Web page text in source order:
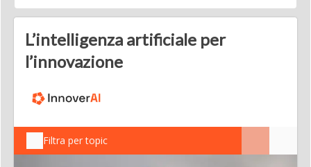
L’intelligenza artificiale per
l’innovazione
Filtra per topic